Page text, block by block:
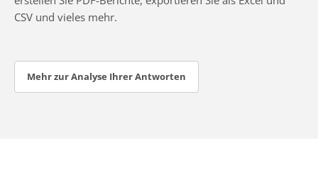
CSV und vieles mehr.
Mehr zur Analyse Ihrer Antworten